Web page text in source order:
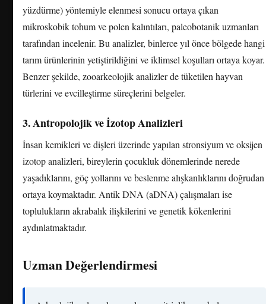
yüzdürme) yöntemiyle elenmesi sonucu ortaya çıkan
mikroskobik tohum ve polen kalıntıları, paleobotanik uzmanları
tarafından incelenir. Bu analizler, binlerce yıl önce bölgede hangi
tarım ürünlerinin yetiştirildiğini ve iklimsel koşulları ortaya koyar.
Benzer şekilde, zooarkeolojik analizler de tüketilen hayvan
türlerini ve evcilleştirme süreçlerini belgeler.
3. Antropolojik ve İzotop Analizleri
İnsan kemikleri ve dişleri üzerinde yapılan stronsiyum ve oksijen
izotop analizleri, bireylerin çocukluk dönemlerinde nerede
yaşadıklarını, göç yollarını ve beslenme alışkanlıklarını doğrudan
ortaya koymaktadır. Antik DNA (aDNA) çalışmaları ise
toplulukların akrabalık ilişkilerini ve genetik kökenlerini
aydınlatmaktadır.
Uzman Değerlendirmesi